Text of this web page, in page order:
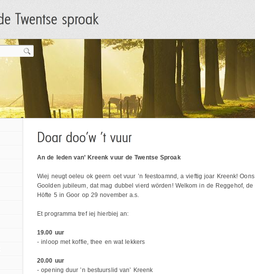
An de leden van’ Kreenk vuur de Twentse Sproak
Wiej neugt oeleu ok geern oet vuur ’n feestoamnd, a vieftig joar Kreenk! Oons
Goolden jubileum, dat mag dubbel vierd wörden! Welkom in de Reggehof, de
Höfte 5 in Goor op 29 november a.s.
Et programma tref iej hierbiej an:
19.00 uur
- inloop met koffie, thee en wat lekkers
20.00 uur
- opening duur ’n bestuurslid van’ Kreenk